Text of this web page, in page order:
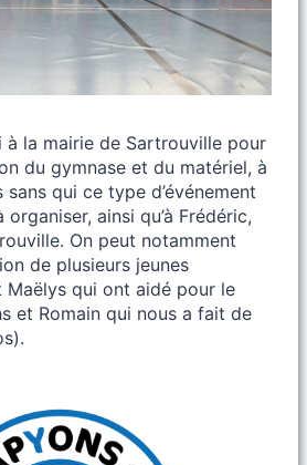
à la mairie de Sartrouville pour
du gymnase et du matériel, à
qui ce type d’événement
ainsi qu’à Frédéric,
On peut notamment
de plusieurs jeunes
Maëlys qui ont aidé pour le
et Romain qui nous a fait de